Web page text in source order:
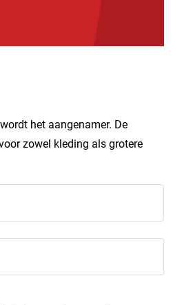
het aangenamer. De
zowel kleding als grotere